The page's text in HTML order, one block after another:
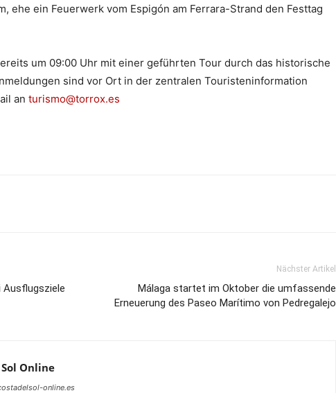
ehe ein Feuerwerk vom Espigón am Ferrara-Strand den Festtag
um 09:00 Uhr mit einer geführten Tour durch das historische
sind vor Ort in der zentralen Touristeninformation
an turismo@torrox.es
Ausflugsziele
Nächster Artikel
Málaga startet im Oktober die umfassende
Erneuerung des Paseo Marítimo von Pedregalejo
Online
online.es